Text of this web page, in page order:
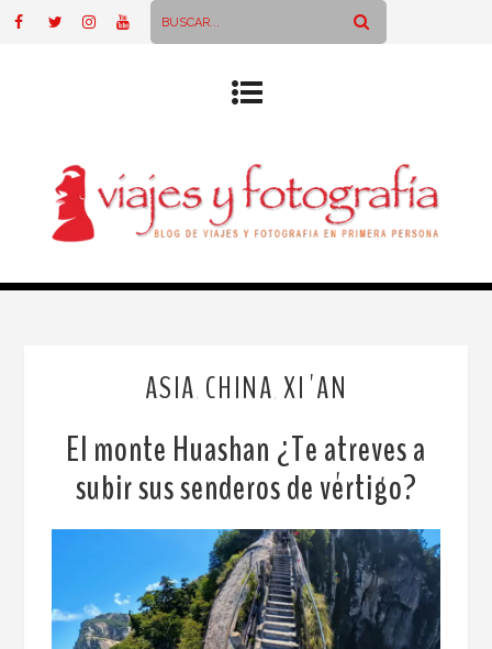
ASIA CHINA XI´AN
El monte Huashan ¿Te atreves a
subir sus senderos de vértigo?